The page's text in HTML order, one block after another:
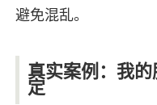
避免混乱。
真实案例：我
定